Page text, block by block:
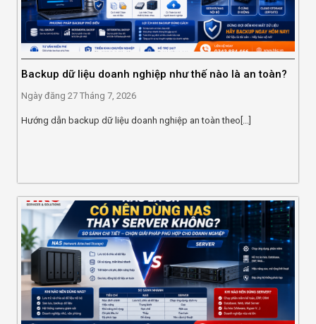
Backup dữ liệu doanh nghiệp như thế nào là an toàn?
Ngày đăng 27 Tháng 7, 2026
Hướng dẫn backup dữ liệu doanh nghiệp an toàn theo[...]